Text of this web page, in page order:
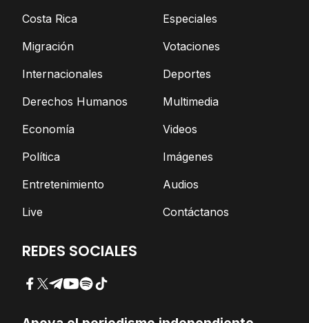
Costa Rica
Migración
Internacionales
Derechos Humanos
Economía
Política
Entretenimiento
Live
Especiales
Votaciones
Deportes
Multimedia
Videos
Imágenes
Audios
Contáctanos
REDES SOCIALES
Facebook
Twitter
Telegram
YouTube
SpotifyTikTok